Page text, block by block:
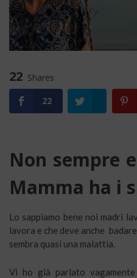
22 Shares
22
Non sempre
Mamma ha i
Lo sappiamo bene noi madri
lavora e che deve anche
sembra quasi una malattia.
Vi ho già parlato